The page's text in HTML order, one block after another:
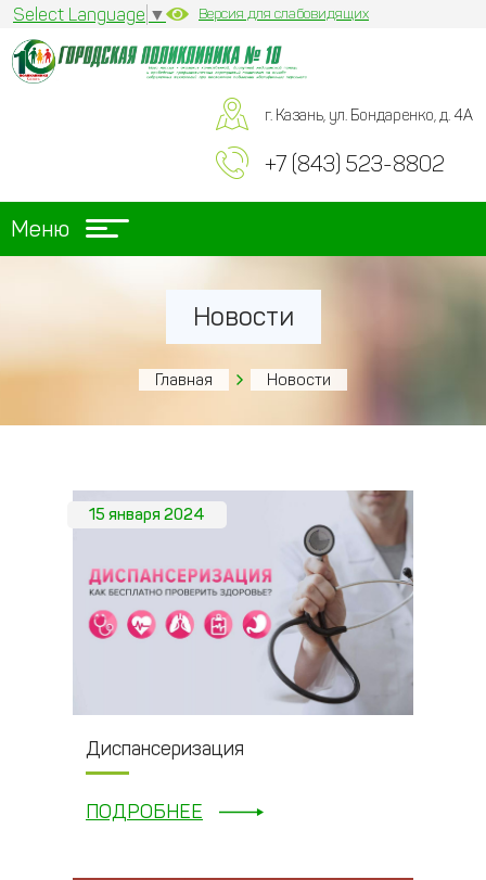
Select Language ▼ Версия для слабовидящих
г. Казань, ул. Бондаренко, д. 4А
+7 (843) 523-8802
Меню
Новости
Главная Новости
15 января 2024
Диспансеризация
ПОДРОБНЕЕ